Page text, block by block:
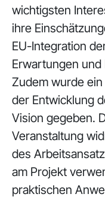
wichtigsten
ihre
EU-Integration
Erwartungen
Zudem wurde
der Entwicklung
Vision gegeben.
Veranstaltung
des
am Projekt
praktischen